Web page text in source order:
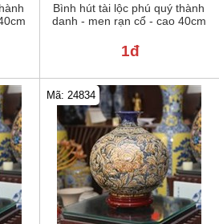
Bình hút tài lộc phú quý thành
danh - men rạn cổ - cao 40cm
1đ
Mã: 24834